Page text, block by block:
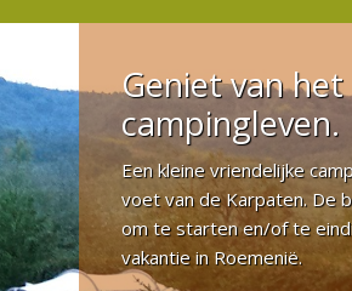
Geniet van het
campingleven.
Een kleine vriendelijke
voet van de Karpaten. De
om te starten en/of te
vakantie in Roemenië.